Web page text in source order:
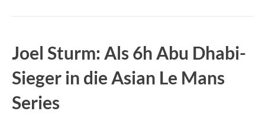
Joel Sturm: Als 6h Abu Dhabi-
Sieger in die Asian Le Mans
Series